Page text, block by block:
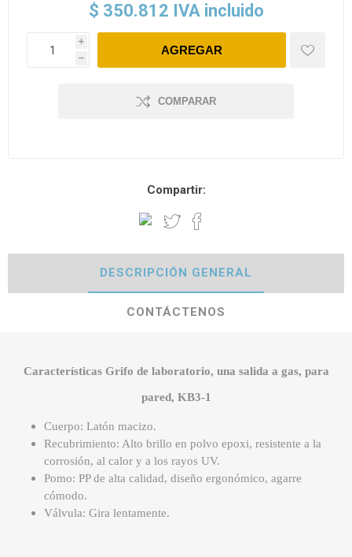
$ 350.812 IVA incluido
i
h
COMPARAR
Compartir:
DESCRIPCIÓN GENERAL
CONTÁCTENOS
Características Grifo de laboratorio, una salida a gas, para
pared, KB3-1
Cuerpo: Latón macizo.
Recubrimiento: Alto brillo en polvo epoxi, resistente a la
corrosión, al calor y a los rayos UV.
Pomo: PP de alta calidad, diseño ergonómico, agarre
cómodo.
Válvula: Gira lentamente.